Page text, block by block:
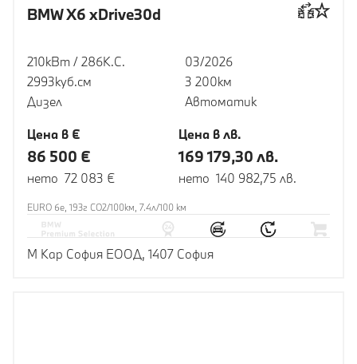
BMW X6 xDrive30d
210кВт / 286К.С.
2993куб.cм
Дизел
03/2026
3 200км
Автоматик
Цена в €
86 500 €
нето 72 083 €
Цена в лв.
169 179,30 лв.
нето 140 982,75 лв.
EURO 6e, 193г CO2/100км, 7.4л/100 км
М Кар София ЕООД, 1407 София